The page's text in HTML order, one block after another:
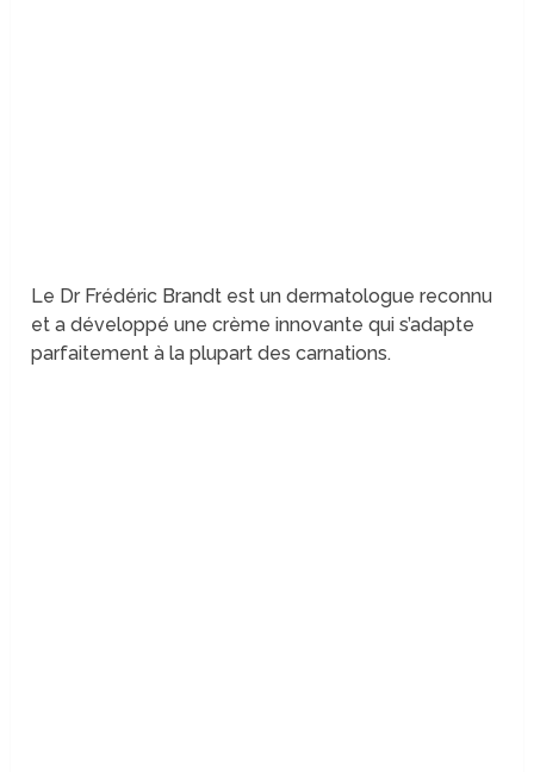
Le Dr Frédéric Brandt est un dermatologue reconnu
et a développé une crème innovante qui s’adapte
parfaitement à la plupart des carnations.